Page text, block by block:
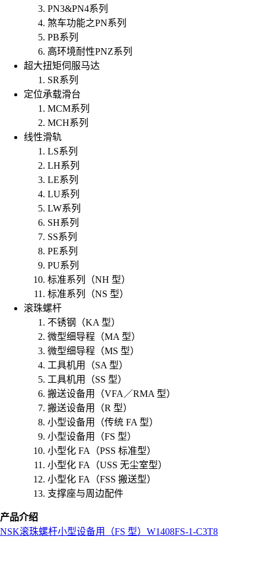
PN3&PN4系列
煞车功能之PN系列
PB系列
高环境耐性PNZ系列
超大扭矩伺服马达
SR系列
定位承载滑台
MCM系列
MCH系列
线性滑轨
LS系列
LH系列
LE系列
LU系列
LW系列
SH系列
SS系列
PE系列
PU系列
标准系列（NH 型）
标准系列（NS 型）
滚珠螺杆
不锈钢（KA 型）
微型细导程（MA 型）
微型细导程（MS 型）
工具机用（SA 型）
工具机用（SS 型）
搬送设备用（VFA／RMA 型）
搬送设备用（R 型）
小型设备用（传统 FA 型）
小型设备用（FS 型）
小型化 FA（PSS 标准型）
小型化 FA（USS 无尘室型）
小型化 FA（FSS 搬送型）
支撑座与周边配件
产品介绍
NSK滚珠螺杆小型设备用（FS 型） W1408FS-1-C3T8